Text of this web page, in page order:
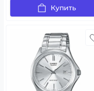
Купить